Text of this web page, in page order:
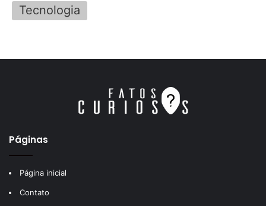
Tecnologia
Páginas
Página inicial
Contato